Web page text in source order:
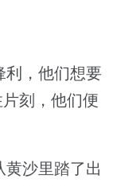
，他们想要
刻，他们便
沙里踏了出